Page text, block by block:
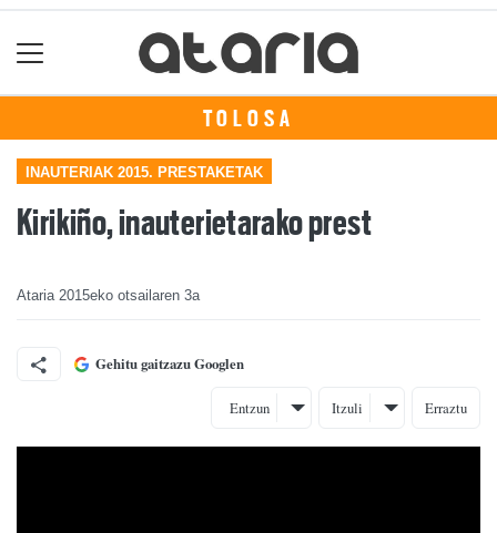
TOLOSA
INAUTERIAK 2015. PRESTAKETAK
Kirikiño, inauterietarako prest
Ataria 2015eko otsailaren 3a
Gehitu gaitzazu Googlen
Entzun Itzuli Erraztu